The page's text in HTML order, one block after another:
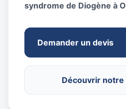
syndrome de Diogène à
Demander un devis
Découvrir notre